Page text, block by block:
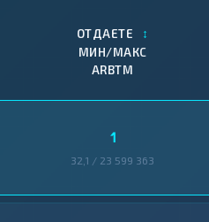
ОТДАЕТЕ ↕
МИН/МАКС
ARBTM
1
32,1 / 23 599 363